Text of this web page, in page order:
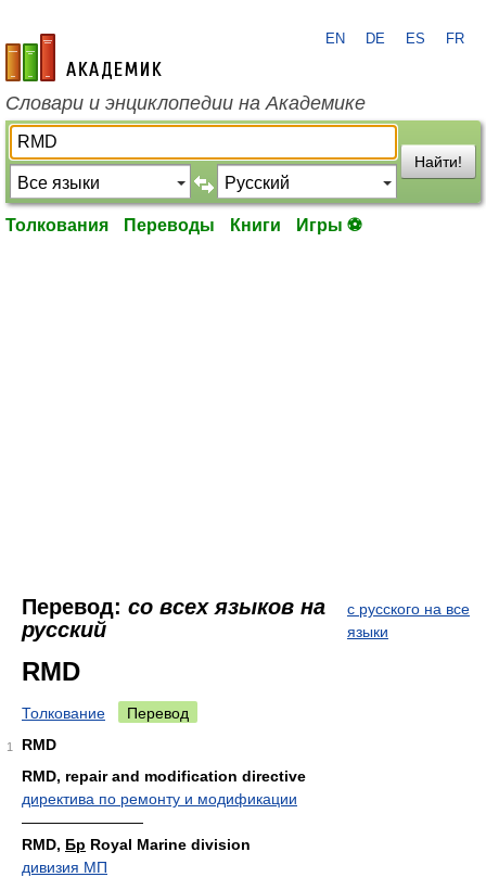
academic.ru
EN DE ES FR
Словари и энциклопедии на Академике
Найти!
Толкования Переводы Книги Игры ⚽
Перевод: со всех языков на
русский
с русского на все
языки
RMD
Толкование Перевод
1
RMD
RMD, repair and modification directive
директива по ремонту и модификации
————————
RMD, Бр Royal Marine division
дивизия МП